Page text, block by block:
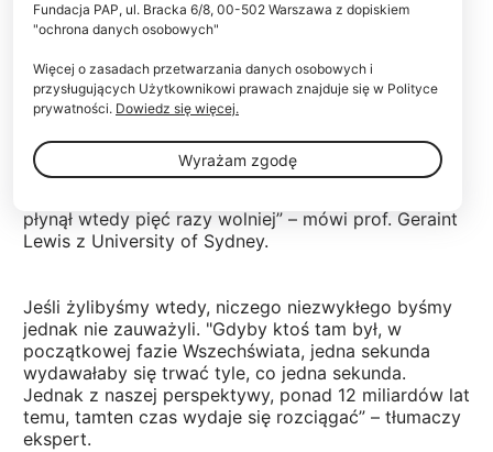
Ogólna teoria względności Einsteina wskazuje, że w
dawnym Wszechświecie czas powinien płynąć
wolniej niż dzisiaj. Udowodnienie tego umykało
jednak naukowcom.
"Spoglądając wstecz, do okresu, gdy Wszechświat
płynął wtedy pięć razy wolniej” – mówi prof. Geraint
Lewis z University of Sydney.
Jeśli żylibyśmy wtedy, niczego niezwykłego byśmy
jednak nie zauważyli. "Gdyby ktoś tam był, w
początkowej fazie Wszechświata, jedna sekunda
wydawałaby się trwać tyle, co jedna sekunda.
Jednak z naszej perspektywy, ponad 12 miliardów lat
temu, tamten czas wydaje się rozciągać” – tłumaczy
ekspert.
Fundacja PAP, ul. Bracka 6/8, 00-502 Warszawa z dopiskiem
"ochrona danych osobowych"
Więcej o zasadach przetwarzania danych osobowych i
przysługujących Użytkownikowi prawach znajduje się w Polityce
prywatności. Dowiedz się więcej.
Wyrażam zgodę